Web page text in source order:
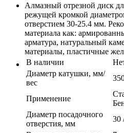
Алмазный отрезной диск
режущей кромкой
отверстием 30-25.4 мм.
материала как:
арматура, натуральный
материалы, пластичные
В наличии
Диаметр катушки, мм/
вес
Применение
Диаметр посадочного
отверстия, мм
30